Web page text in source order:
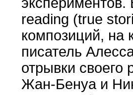
reading (true
композиций, на
писатель
отрывки своего
Жан-Бенуа и